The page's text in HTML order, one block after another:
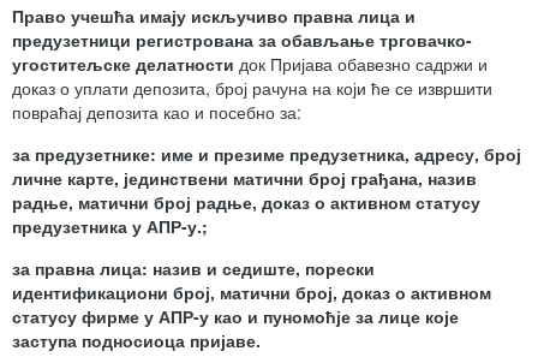
Право учешћа имају искључиво правна лица и
предузетници регистрована за обављање трговачко-
угоститељске делатности док Пријава обавезно садржи и
доказ о уплати депозита, број рачуна на који ће се извршити
повраћај депозита као и посебно за:
за предузетнике: име и презиме предузетника, адресу, број
личне карте, јединствени матични број грађана, назив
радње, матични број радње, доказ о активном статусу
предузетника у АПР-у.;
за правна лица: назив и седиште, порески
идентификациони број, матични број, доказ о активном
статусу фирме у АПР-у као и пуномоћје за лице које
заступа подносиоца пријаве.